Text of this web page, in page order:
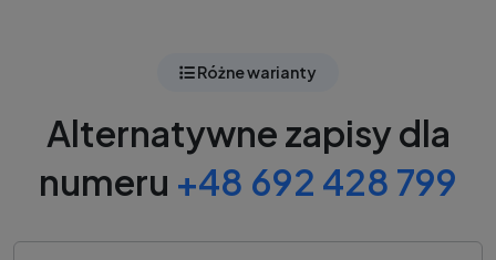
Różne warianty
Alternatywne zapisy dla
numeru +48 692 428 799